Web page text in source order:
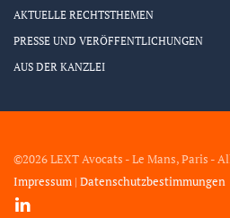
AKTUELLE RECHTSTHEMEN
PRESSE UND VERÖFFENTLICHUNGEN
AUS DER KANZLEI
©2026 LEXT Avocats - Le Mans, Paris -
Impressum | Datenschutzbestimmungen